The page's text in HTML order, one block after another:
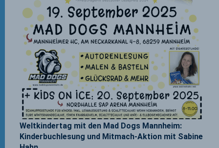
Weltkindertag mit den Mad Dogs Mannheim:
Kinderbuchlesung und Mitmach-Aktion mit Sabine